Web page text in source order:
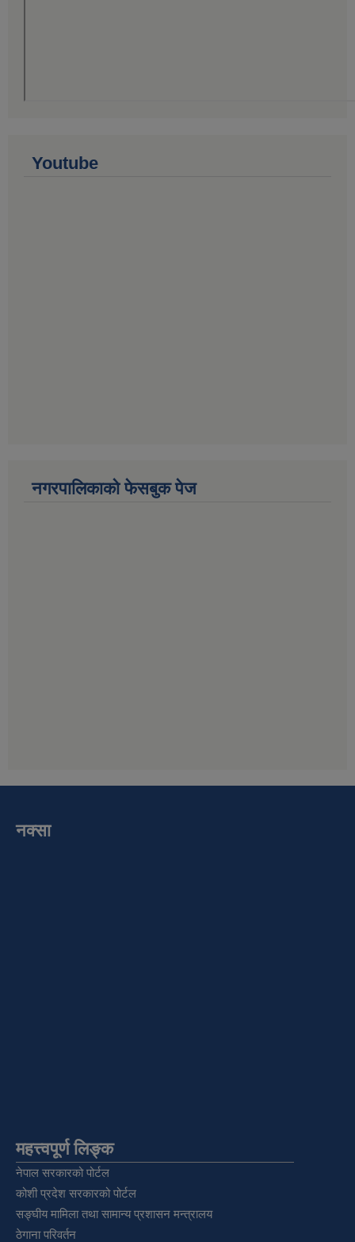
Youtube
नगरपालिकाको फेसबुक पेज
नक्सा
महत्त्वपूर्ण लिङ्क
नेपाल सरकारको पोर्टल
कोशी प्रदेश सरकारको पोर्टल
सङ्‍घीय मामिला तथा सामान्य प्रशासन मन्त्रालय
ठेगाना परिवर्तन